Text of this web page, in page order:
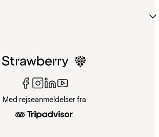
Med rejseanmeldelser fra